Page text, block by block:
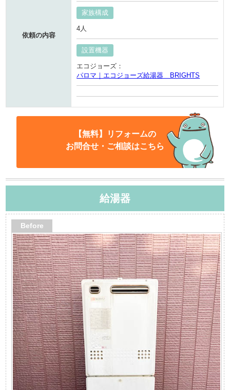
依頼の内容
家族構成
4人
設置機器
エコジョーズ：
パロマ｜エコジョーズ給湯器 BRIGHTS
【無料】リフォームの
お問合せ・ご相談はこちら
給湯器
Before